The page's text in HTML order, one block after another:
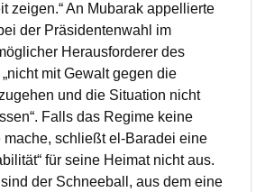
zeigen.“ An Mubarak appellierte
der Präsidentenwahl im
Herausforderer des
mit Gewalt gegen die
und die Situation nicht
Falls das Regime keine
schließt el-Baradei eine
für seine Heimat nicht aus.
der Schneeball, aus dem eine